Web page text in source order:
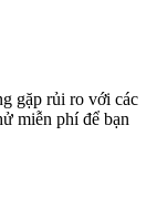
gặp rủi ro với các
miễn phí để bạn